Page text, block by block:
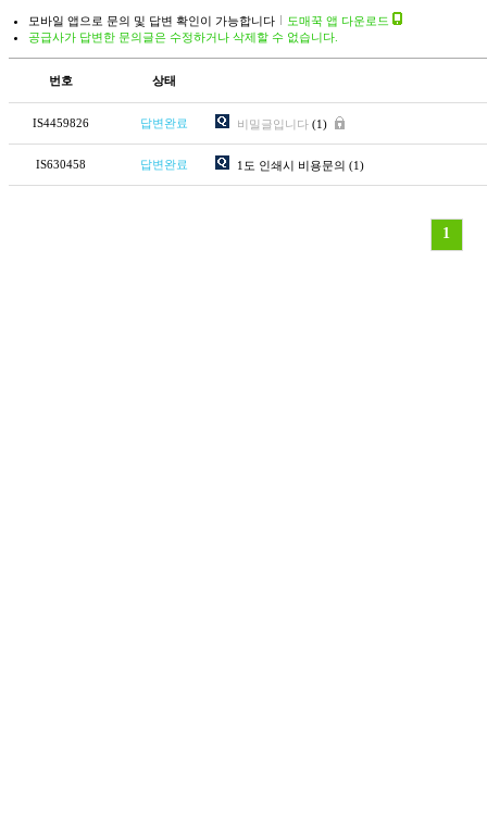
모바일 앱으로 문의 및 답변 확인이 가능합니다
도매꾹 앱 다운로드
공급사가 답변한 문의글은 수정하거나 삭제할 수 없습니다.
번호 상태
IS4459826 답변완료 비밀글입니다 (1)
IS630458 답변완료 1도 인쇄시 비용문의 (1)
1